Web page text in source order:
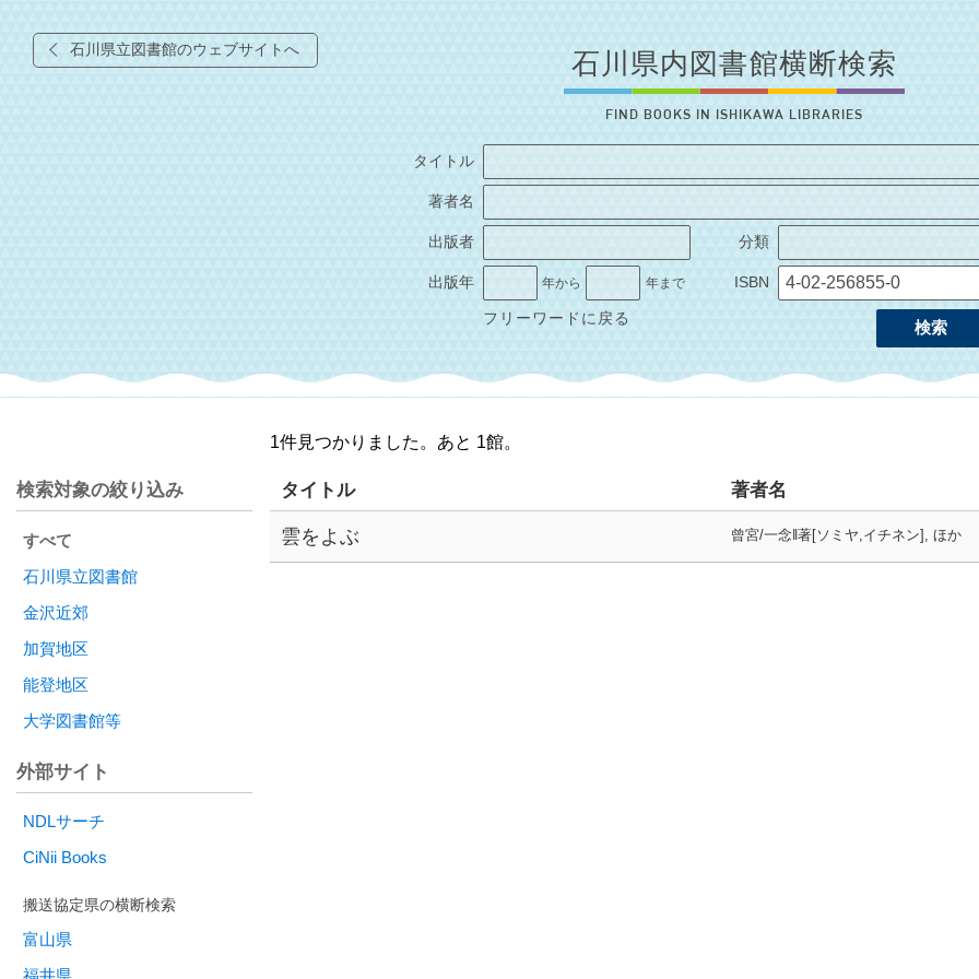
石川県立図書館のウェブサイトへ 石川県内図書館横断検索
FIND BOOKS IN ISHIKAWA LIBRARIES
タイトル
著者名
出版者 分類
出版年 年から 年まで ISBN
検索
フリーワードに戻る
1件見つかりました。あと 1館。
タイトル 著者名
雲をよぶ 曾宮/一念‖著[ソミヤ,イチネン], ほか
検索対象の絞り込み
すべて
石川県立図書館
金沢近郊
加賀地区
能登地区
大学図書館等
外部サイト
NDLサーチ
CiNii Books
富山県